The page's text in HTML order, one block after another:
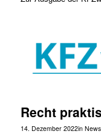
Recht
14. Dezember 2022in News